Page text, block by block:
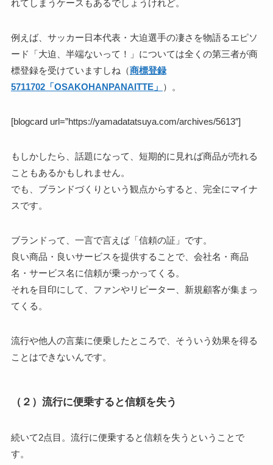
れてしまうケースもあるでしょうけれど。
例えば、サッカー日本代表・大迫選手の凄さを物語るエピソ
ード「大迫、半端ないって！」については全くの第三者が商
標登録を受けていますしね（商標登録
5711702「OSAKOHANPANAITTE」 ）。
[blogcard url=”https://yamadatatsuya.com/archives/5613″]
もしかしたら、話題になって、短期的に見れば商品が売れる
こともあるかもしれません。
でも、ブランドづくりという観点からすると、完全にマイナ
スです。
ブランドって、一言で言えば「信頼の証」です。
良い商品・良いサービスを提供することで、会社名・商品
名・サービス名に信頼が乗っかってくる。
それを目印にして、ファンやリピーター、新規顧客が集まっ
てくる。
流行や他人の言葉に便乗したところで、そういう効果を得る
ことはできないんです。
（２）流行に便乗すると信頼を失う
続いて2点目。流行に便乗すると信頼を失うということで
す。